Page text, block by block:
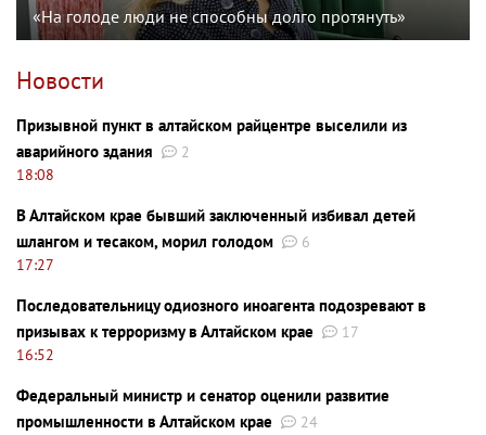
«На голоде люди не способны долго протянуть»
Новости
Призывной пункт в алтайском райцентре выселили из
аварийного здания
2
18:08
В Алтайском крае бывший заключенный избивал детей
шлангом и тесаком, морил голодом
6
17:27
Последовательницу одиозного иноагента подозревают в
призывах к терроризму в Алтайском крае
17
16:52
Федеральный министр и сенатор оценили развитие
промышленности в Алтайском крае
24